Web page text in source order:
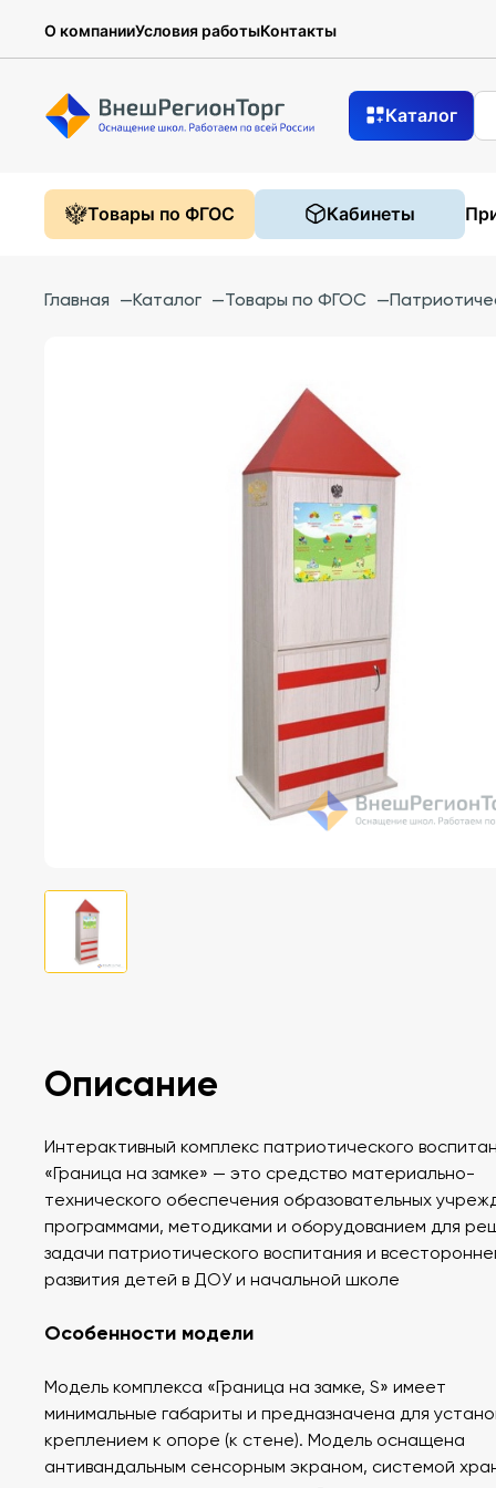
О компанииУсловия работыКонтакты
Каталог
Товары по ФГОС Кабинеты
Главная —Каталог —Товары по ФГОС —
Описание
Интерактивный комплекс патриотического
«Граница на замке» — это средство материально-
технического обеспечения образовательных
программами, методиками и оборудованием для
задачи патриотического воспитания и
развития детей в ДОУ и начальной школе
Особенности модели
Модель комплекса «Граница на замке, S» имеет
минимальные габариты и предназначена для
креплением к опоре (к стене). Модель оснащена
антивандальным сенсорным экраном, системой